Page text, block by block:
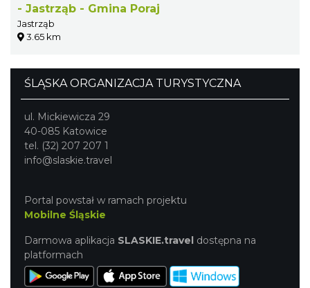
- Jastrząb - Gmina Poraj
Jastrząb
3.65 km
ŚLĄSKA ORGANIZACJA TURYSTYCZNA
ul. Mickiewicza 29
40-085 Katowice
tel. (32) 207 207 1
info@slaskie.travel
Portal powstał w ramach projektu
Mobilne Śląskie
Darmowa aplikacja SLASKIE.travel dostępna na
platformach